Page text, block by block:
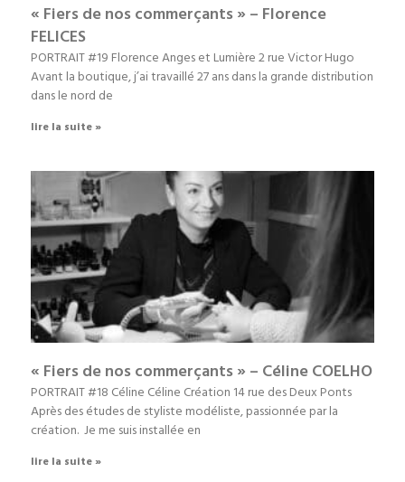
« Fiers de nos commerçants » – Florence
FELICES
PORTRAIT #19 Florence Anges et Lumière 2 rue Victor Hugo
Avant la boutique, j’ai travaillé 27 ans dans la grande distribution
dans le nord de
lire la suite »
« Fiers de nos commerçants » – Céline COELHO
PORTRAIT #18 Céline Céline Création 14 rue des Deux Ponts
Après des études de styliste modéliste, passionnée par la
création. Je me suis installée en
lire la suite »